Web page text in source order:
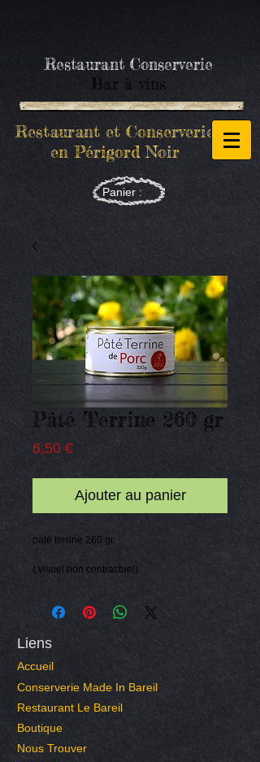
Restaurant Conserverie
Bar à vins
Restaurant et Conserverie
en Périgord Noir
Panier :
Pâté Terrine 260 gr
6,50 €Prix
Ajouter au panier
paté terrine 260 gr.
( visuel non contractuel)
Liens
Accueil
Conserverie Made In Bareil
Restaurant Le Bareil
Boutique
Nous Trouver